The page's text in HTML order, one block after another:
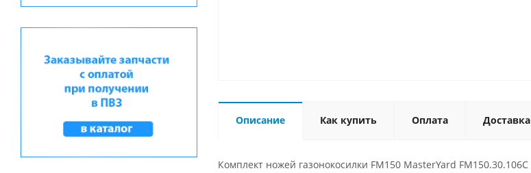
Описание Как купить Оплата Доставка
Комплект ножей газонокосилки FM150 MasterYard FM150.30.106C